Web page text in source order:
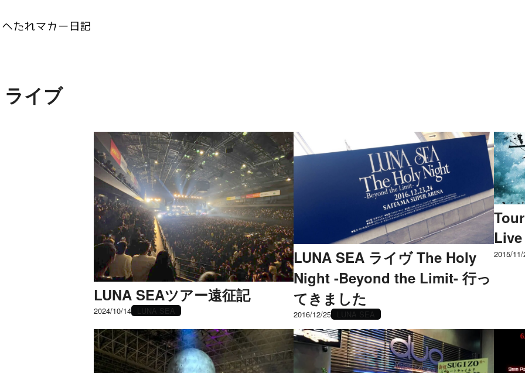
容
を
ライブ
LUNA SEAツアー遠征記
2024/10/14 LUNA SEA
LUNA SEA ライヴ The Holy
Night -Beyond the Limit- 行っ
てきました
2016/12/25 LUNA SEA
Live
2015/11/